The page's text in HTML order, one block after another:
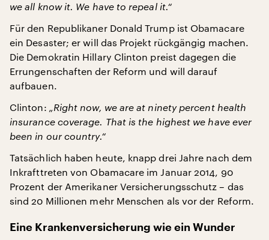
we all know it. We have to repeal it.“
Für den Republikaner Donald Trump ist Obamacare
ein Desaster; er will das Projekt rückgängig machen.
Die Demokratin Hillary Clinton preist dagegen die
Errungenschaften der Reform und will darauf
aufbauen.
Clinton: „Right now, we are at ninety percent health
insurance coverage. That is the highest we have ever
been in our country.“
Tatsächlich haben heute, knapp drei Jahre nach dem
Inkrafttreten von Obamacare im Januar 2014, 90
Prozent der Amerikaner Versicherungsschutz – das
sind 20 Millionen mehr Menschen als vor der Reform.
Eine Krankenversicherung wie ein Wunder